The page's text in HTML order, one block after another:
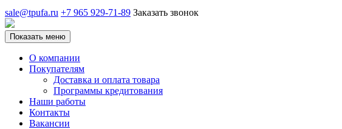
sale@tpufa.ru +7 965 929-71-89 Заказать звонок
Показать меню
О компании
Покупателям
Доставка и оплата товара
Программы кредитования
Наши работы
Контакты
Вакансии